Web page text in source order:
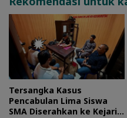
Tersangka Kasus
Pencabulan Lima Siswa
SMA Diserahkan ke Kejari